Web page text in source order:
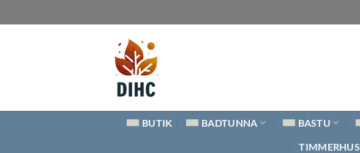
to
BUTIK BADTUNNA BASTU
TIMMERHUS